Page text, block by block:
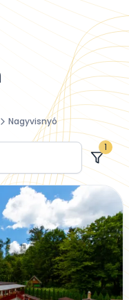
Nagyvisnyó
1